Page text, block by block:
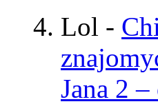
Lol -
Jana 2